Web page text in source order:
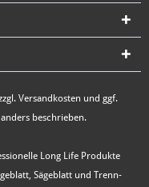
Versandkosten und ggf.
beschrieben.
Long Life Produkte
Sägeblatt und Trenn-